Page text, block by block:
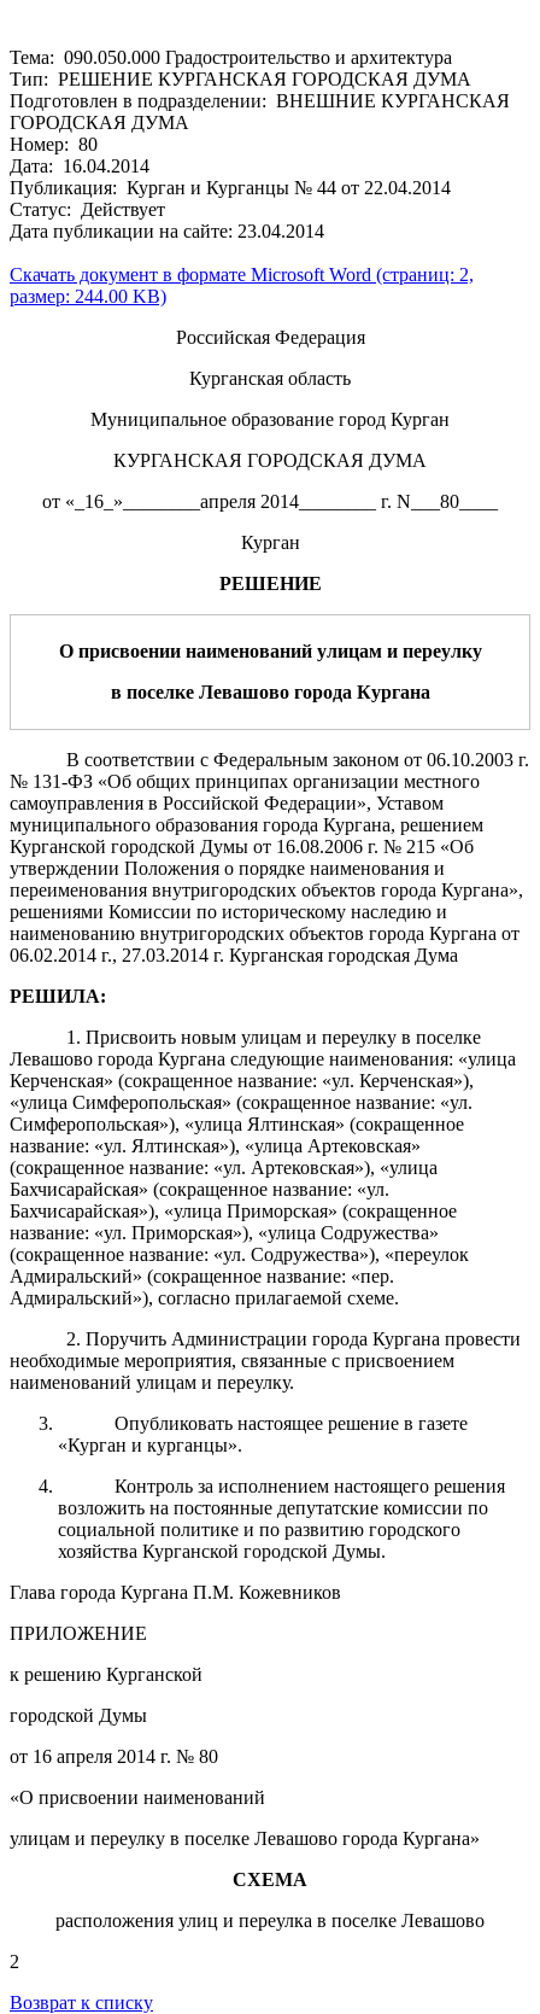
Тема: 090.050.000 Градостроительство и архитектура
Тип: РЕШЕНИЕ КУРГАНСКАЯ ГОРОДСКАЯ ДУМА
Подготовлен в подразделении: ВНЕШНИЕ КУРГАНСКАЯ
ГОРОДСКАЯ ДУМА
Номер: 80
Дата: 16.04.2014
Публикация: Курган и Курганцы № 44 от 22.04.2014
Статус: Действует
Дата публикации на сайте: 23.04.2014
Скачать документ в формате Microsoft Word (страниц: 2,
размер: 244.00 KB)
Российская Федерация
Курганская область
Муниципальное образование город Курган
КУРГАНСКАЯ ГОРОДСКАЯ ДУМА
от «_16_»________апреля 2014________ г. N___80____
Курган
РЕШЕНИЕ
О присвоении наименований улицам и переулку
в поселке Левашово города Кургана
В соответствии с Федеральным законом от 06.10.2003 г.
№ 131-ФЗ «Об общих принципах организации местного
самоуправления в Российской Федерации», Уставом
муниципального образования города Кургана, решением
Курганской городской Думы от 16.08.2006 г. № 215 «Об
утверждении Положения о порядке наименования и
переименования внутригородских объектов города Кургана»,
решениями Комиссии по историческому наследию и
наименованию внутригородских объектов города Кургана от
06.02.2014 г., 27.03.2014 г. Курганская городская Дума
РЕШИЛА:
1. Присвоить новым улицам и переулку в поселке
Левашово города Кургана следующие наименования: «улица
Керченская» (сокращенное название: «ул. Керченская»),
«улица Симферопольская» (сокращенное название: «ул.
Симферопольская»), «улица Ялтинская» (сокращенное
название: «ул. Ялтинская»), «улица Артековская»
(сокращенное название: «ул. Артековская»), «улица
Бахчисарайская» (сокращенное название: «ул.
Бахчисарайская»), «улица Приморская» (сокращенное
название: «ул. Приморская»), «улица Содружества»
(сокращенное название: «ул. Содружества»), «переулок
Адмиральский» (сокращенное название: «пер.
Адмиральский»), согласно прилагаемой схеме.
2. Поручить Администрации города Кургана провести
необходимые мероприятия, связанные с присвоением
наименований улицам и переулку.
Опубликовать настоящее решение в газете
«Курган и курганцы».
Контроль за исполнением настоящего решения
возложить на постоянные депутатские комиссии по
социальной политике и по развитию городского
хозяйства Курганской городской Думы.
Глава города Кургана П.М. Кожевников
ПРИЛОЖЕНИЕ
к решению Курганской
городской Думы
от 16 апреля 2014 г. № 80
«О присвоении наименований
улицам и переулку в поселке Левашово города Кургана»
СХЕМА
расположения улиц и переулка в поселке Левашово
2
Возврат к списку